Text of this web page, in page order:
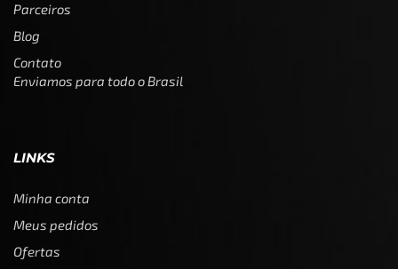
Parceiros
Blog
Contato
Enviamos para todo o Brasil
LINKS
Minha conta
Meus pedidos
Ofertas